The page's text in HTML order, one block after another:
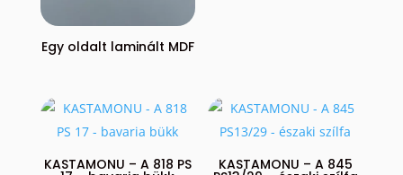
Egy oldalt laminált MDF
KASTAMONU – A 818 PS KASTAMONU – A 845